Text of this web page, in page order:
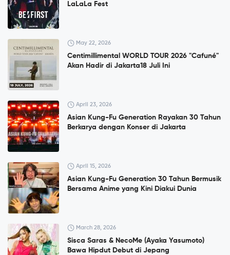
LaLaLa Fest
May 22, 2026
Centimillimental WORLD TOUR 2026 "Cafuné"
Akan Hadir di Jakarta18 Juli Ini
April 23, 2026
Asian Kung-Fu Generation Rayakan 30 Tahun
Berkarya dengan Konser di Jakarta
April 15, 2026
Asian Kung-Fu Generation 30 Tahun Bermusik
Bersama Anime yang Kini Diakui Dunia
March 28, 2026
Sisca Saras & NecoMe (Ayaka Yasumoto)
Bawa Hipdut Debut di Jepang